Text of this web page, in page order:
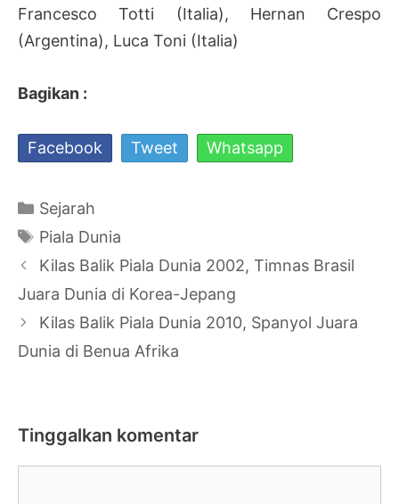
Francesco Totti (Italia), Hernan Crespo
(Argentina), Luca Toni (Italia)
Bagikan :
Facebook Tweet Whatsapp
Kategori
Sejarah
Tag
Piala Dunia
Navigasi
Tulisan
Kilas Balik Piala Dunia 2002, Timnas Brasil
Juara Dunia di Korea-Jepang
Kilas Balik Piala Dunia 2010, Spanyol Juara
Dunia di Benua Afrika
Tinggalkan komentar